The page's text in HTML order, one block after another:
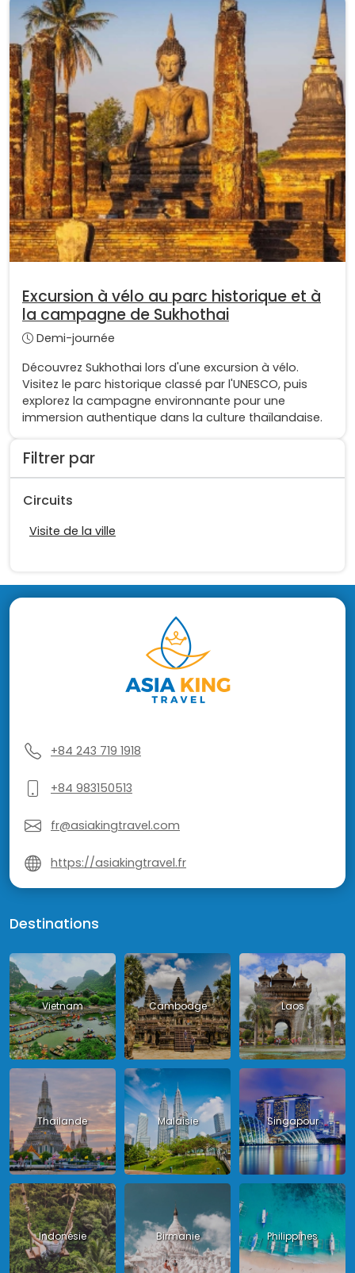
Filtrer par
Circuits
Visite de la ville
Excursion à vélo au parc historique et à
la campagne de Sukhothai
Demi-journée
Découvrez Sukhothai lors d'une excursion à vélo.
Visitez le parc historique classé par l'UNESCO, puis
explorez la campagne environnante pour une
immersion authentique dans la culture thaïlandaise.
+84 243 719 1918
+84 983150513
fr@asiakingtravel.com
https://asiakingtravel.fr
Destinations
Vietnam Cambodge Laos
Thailande Malaisie Singapour
Indonésie Birmanie Philippines